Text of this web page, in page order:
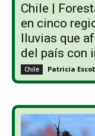
Chile |
en cinco
lluvias que
del país con
Chile Patricia